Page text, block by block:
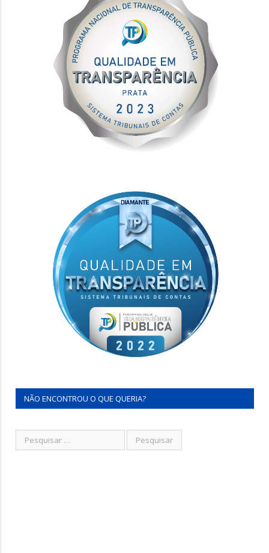
NÃO ENCONTROU O QUE QUERIA?